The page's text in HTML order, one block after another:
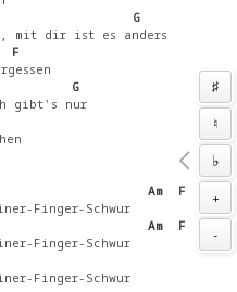
G
mit dir ist es anders
F
G
gibt's nur
Am  F
Finger-Schwur
Am  F
Finger-Schwur
Finger-Schwur
♯
♮
♭
+
-